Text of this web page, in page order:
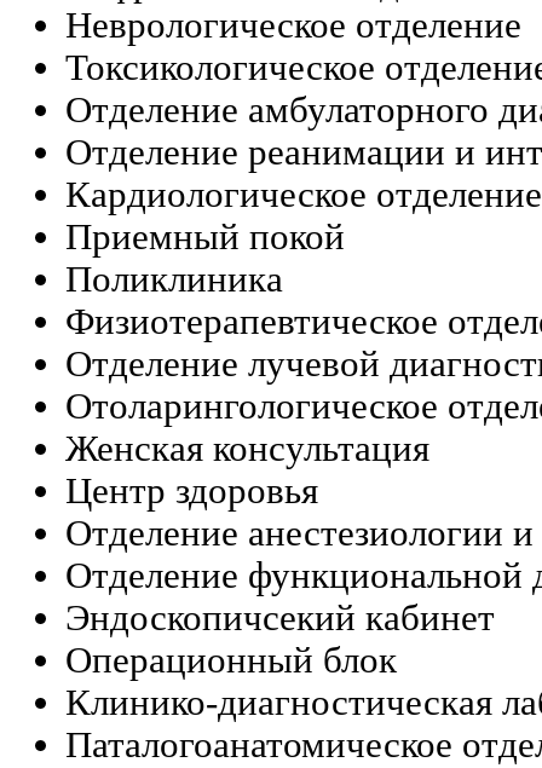
Неврологическое отделение
Токсикологическое
Отделение амбулаторного
Отделение реанимации и
Кардиологическое отделение
Приемный покой
Поликлиника
Физиотерапевтическое
Отделение лучевой
Отоларингологическое
Женская консультация
Центр здоровья
Отделение анестезиологии
Отделение функциональной
Эндоскопичсекий кабинет
Операционный блок
Клинико-диагностическая
Паталогоанатомическое